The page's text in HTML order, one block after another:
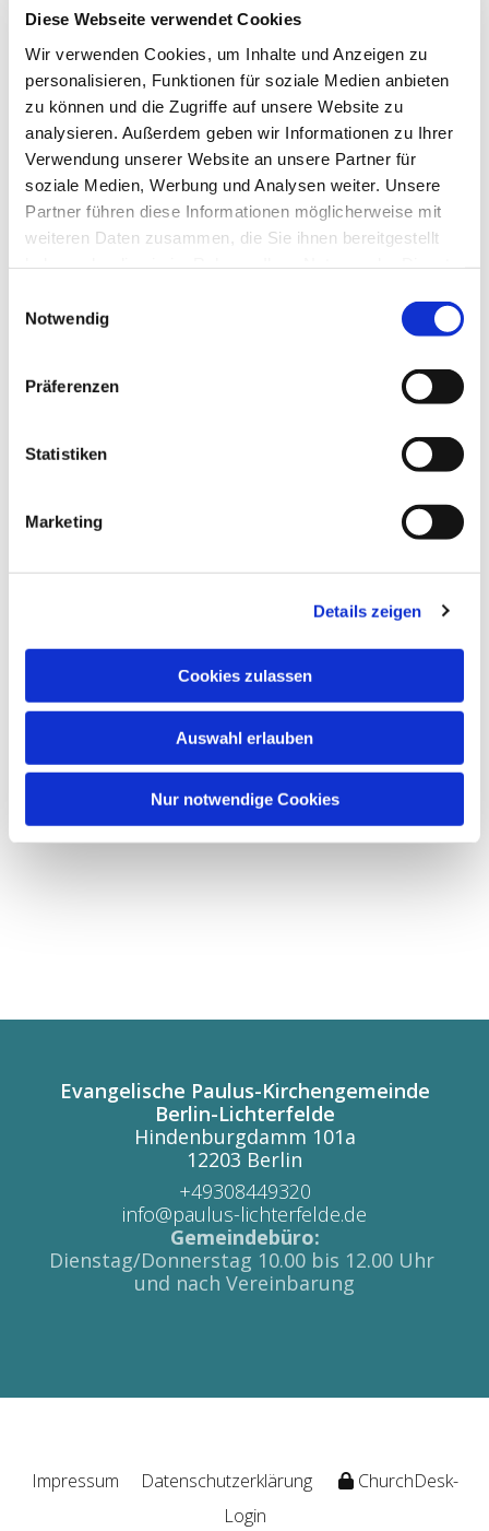
Diese Webseite verwendet Cookies
Wir verwenden Cookies, um Inhalte und Anzeigen zu
personalisieren, Funktionen für soziale Medien anbieten
zu können und die Zugriffe auf unsere Website zu
analysieren. Außerdem geben wir Informationen zu Ihrer
Verwendung unserer Website an unsere Partner für
soziale Medien, Werbung und Analysen weiter. Unsere
Partner führen diese Informationen möglicherweise mit
weiteren Daten zusammen, die Sie ihnen bereitgestellt
Notwendig
Präferenzen
Statistiken
Marketing
Details zeigen
Cookies zulassen
Auswahl erlauben
Nur notwendige Cookies
genau so war es beim Solokonzert des
ukrainischen Akkordeonisten Serhiy Lukashov,
Preisträger des internationalen Roland V-
Accordion Festivals, mit seinem Programm "Blick
auf die Welt mit Akkordeon" am 21. März in der
Pauluskirche.
Hier ein paar Bilder des Konzerts, die Klaus Böse
für uns eingefangen hat.
Dies könnte Sie auch
Evangelische Paulus-Kirchengemeinde
Berlin-Lichterfelde
Hindenburgdamm 101a
12203 Berlin
+49308449320
info@paulus-lichterfelde.de
Gemeindebüro:
Dienstag/Donnerstag 10.00 bis 12.00 Uhr
und nach Vereinbarung
Impressum Datenschutzerklärung
ChurchDesk-
Login